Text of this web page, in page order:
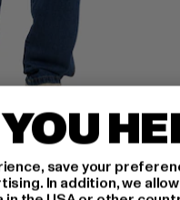
save your
In addition, we